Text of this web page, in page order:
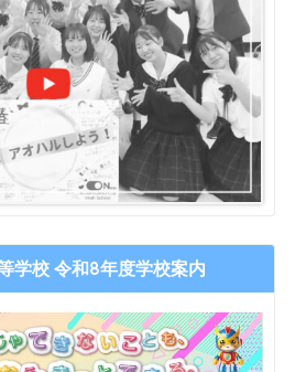
学校 令和8年度学校案内